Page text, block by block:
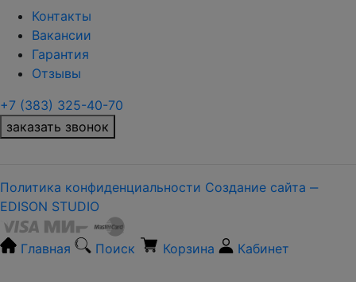
Контакты
Вакансии
Гарантия
Отзывы
+7 (383) 325-40-70
заказать звонок
Политика конфиденциальности Создание сайта ‒
EDISON STUDIO
Главная Поиск Корзина Кабинет